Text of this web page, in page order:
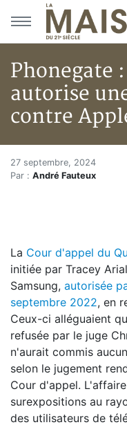
Aller au menu principal
Aller au contenu principal
Phonegate
autorise
contre
Accueil
Articles
Phonegate : la
Phonegate
27 septembre, 2024
Par : André Fauteux
La Cour d'appel du
initiée par Tracey
Samsung, autorisée
septembre 2022, en
Ceux-ci alléguaient
refusée par le juge
n'aurait commis
selon le jugement
Cour d'appel.
surexpositions au
des utilisateurs de